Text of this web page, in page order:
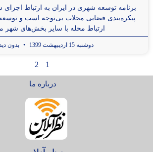
برنامه توسعه شهری در ایران به ارتباط
پیکره‌بندی فضایی محلات بی‌توجه است و
ارتباط محله با سایر بخش‌های شهر
دوشنبه 15 اردیبهشت 1399 بدون
1
2
درباره ما